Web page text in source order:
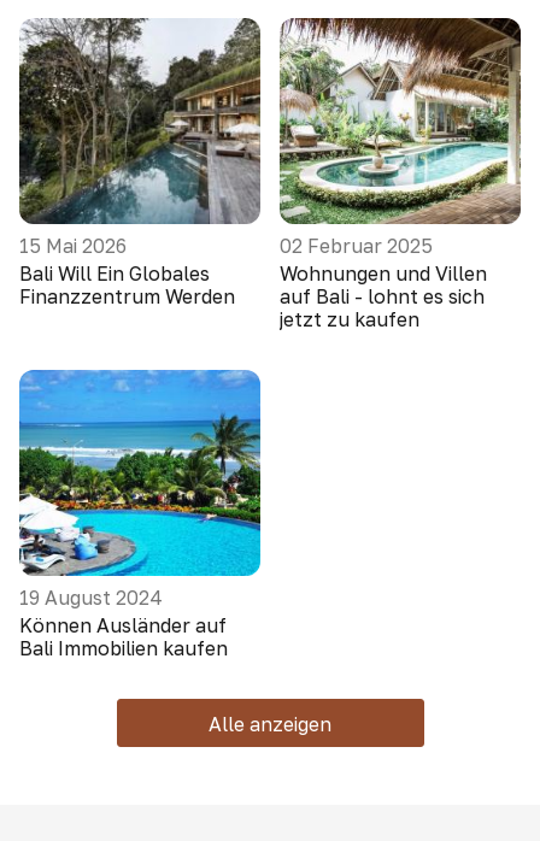
15 Mai 2026
Bali Will Ein Globales
Finanzzentrum Werden
02 Februar 2025
Wohnungen und Villen
auf Bali - lohnt es sich
jetzt zu kaufen
19 August 2024
Können Ausländer auf
Bali Immobilien kaufen
Alle anzeigen